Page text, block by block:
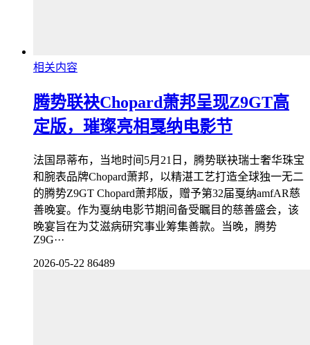
相关内容
腾势联袂Chopard萧邦呈现Z9GT高
定版，璀璨亮相戛纳电影节
法国昂蒂布，当地时间5月21日，腾势联袂瑞士奢华珠宝
和腕表品牌Chopard萧邦，以精湛工艺打造全球独一无二
的腾势Z9GT Chopard萧邦版，赠予第32届戛纳amfAR慈
善晚宴。作为戛纳电影节期间备受瞩目的慈善盛会，该
晚宴旨在为艾滋病研究事业筹集善款。当晚，腾势
Z9G···
2026-05-22 86489